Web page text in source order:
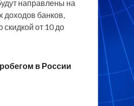
направлены на
банков,
от 10 до
в России